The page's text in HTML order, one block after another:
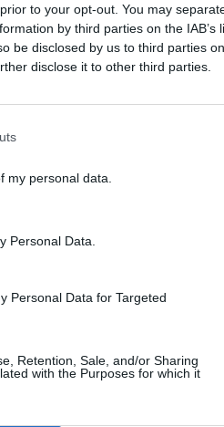
to your opt-out. You may
by third parties on the IAB’s
be disclosed by us to third parties
disclose it to other third parties.
my personal data.
Personal Data.
Personal Data for Targeted
Retention, Sale, and/or Sharing
with the Purposes for which it